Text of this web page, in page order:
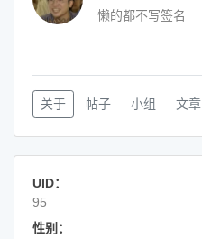
懒的都不写签名
关于 帖子 小组 文章
UID：
95
性别：